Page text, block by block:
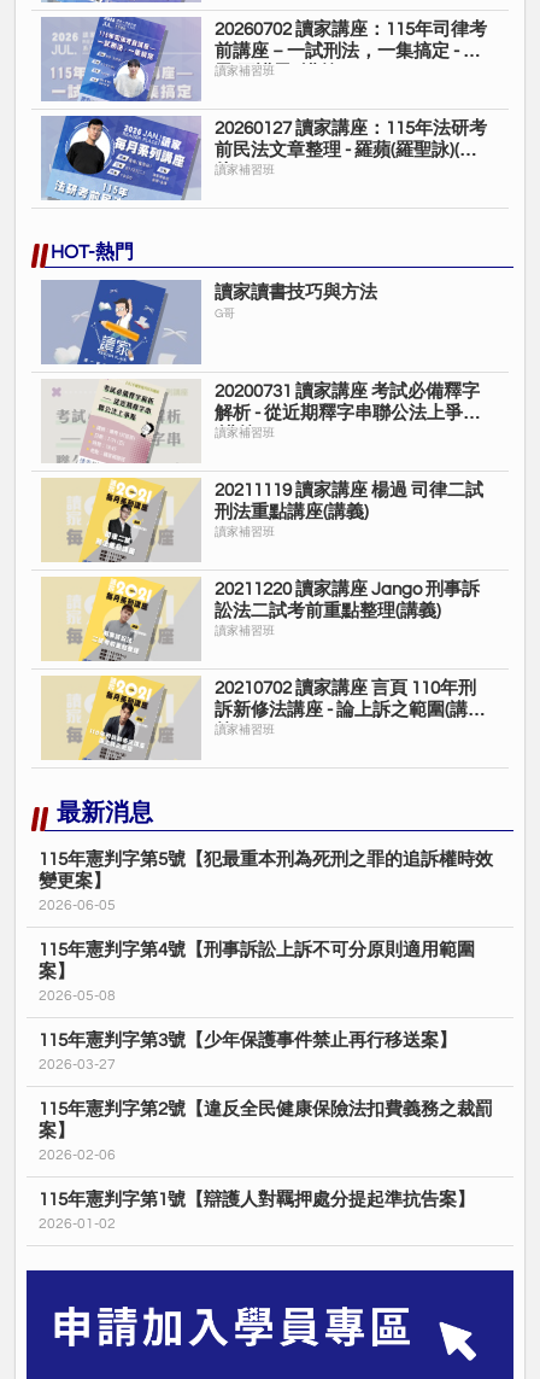
20260702 讀家講座：115年司律考
前講座－一試刑法，一集搞定 - 諾
恩(王諾恩)(講義)
讀家補習班
20260127 讀家講座：115年法研考
前民法文章整理 - 羅蘋(羅聖詠)(影
片)
讀家補習班
HOT-熱門
讀家讀書技巧與方法
G哥
20200731 讀家講座 考試必備釋字
解析 - 從近期釋字串聯公法上爭點
(講義)
讀家補習班
20211119 讀家講座 楊過 司律二試
刑法重點講座(講義)
讀家補習班
20211220 讀家講座 Jango 刑事訴
訟法二試考前重點整理(講義)
讀家補習班
20210702 讀家講座 言頁 110年刑
訴新修法講座 - 論上訴之範圍(講
義)
讀家補習班
最新消息
115年憲判字第5號【犯最重本刑為死刑之罪的追訴權時效
變更案】
2026-06-05
115年憲判字第4號【刑事訴訟上訴不可分原則適用範圍
案】
2026-05-08
115年憲判字第3號【少年保護事件禁止再行移送案】
2026-03-27
115年憲判字第2號【違反全民健康保險法扣費義務之裁罰
案】
2026-02-06
115年憲判字第1號【辯護人對羈押處分提起準抗告案】
2026-01-02